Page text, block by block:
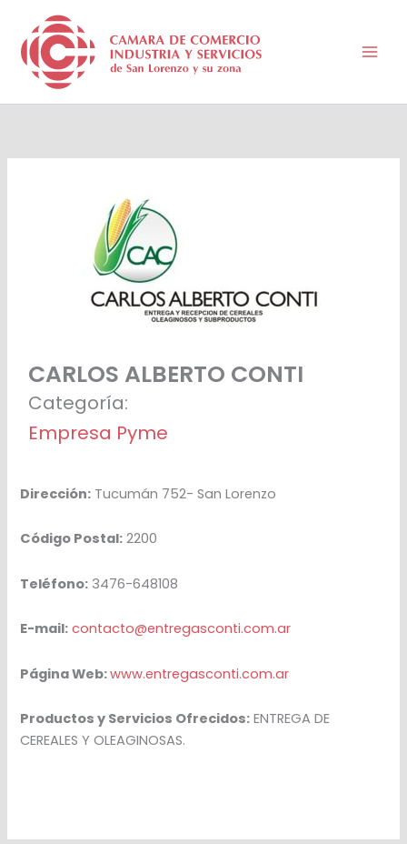
contenido
CARLOS ALBERTO CONTI
Categoría:
Empresa Pyme
Dirección: Tucumán 752- San Lorenzo
Código Postal: 2200
Teléfono: 3476-648108
E-mail: contacto@entregasconti.com.ar
Página Web:www.entregasconti.com.ar
Productos y Servicios Ofrecidos: ENTREGA DE
CEREALES Y OLEAGINOSAS.